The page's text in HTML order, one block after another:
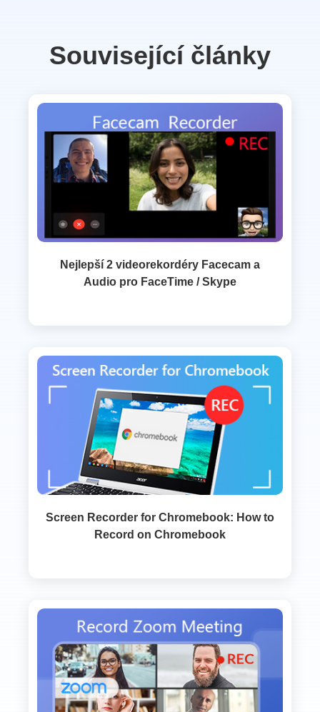
Související články
Nejlepší 2 videorekordéry Facecam a
Audio pro FaceTime / Skype
Screen Recorder for Chromebook: How to
Record on Chromebook